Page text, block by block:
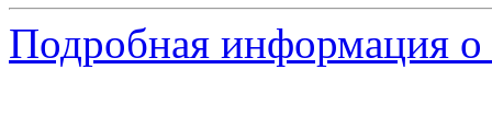
Подробная информация о